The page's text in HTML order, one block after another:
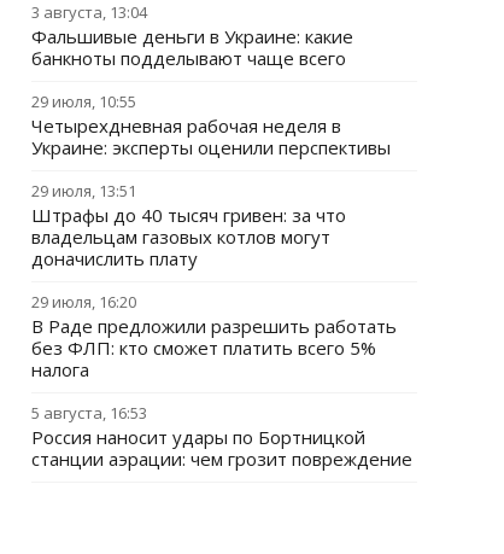
3 августа, 13:04
Фальшивые деньги в Украине: какие
банкноты подделывают чаще всего
29 июля, 10:55
Четырехдневная рабочая неделя в
Украине: эксперты оценили перспективы
29 июля, 13:51
Штрафы до 40 тысяч гривен: за что
владельцам газовых котлов могут
доначислить плату
29 июля, 16:20
В Раде предложили разрешить работать
без ФЛП: кто сможет платить всего 5%
налога
5 августа, 16:53
Россия наносит удары по Бортницкой
станции аэрации: чем грозит повреждение